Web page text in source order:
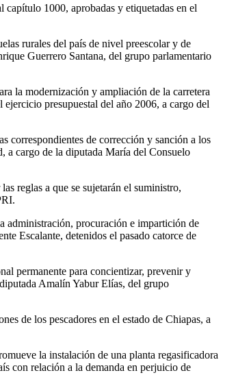
capítulo 1000, aprobadas y etiquetadas en el
rurales del país de nivel preescolar y de
Guerrero Santana, del grupo parlamentario
la modernización y ampliación de la carretera
presupuestal del año 2006, a cargo del
correspondientes de corrección y sanción a los
a cargo de la diputada María del Consuelo
reglas a que se sujetarán el suministro,
administración, procuración e impartición de
Escalante, detenidos el pasado catorce de
permanente para concientizar, prevenir y
Amalín Yabur Elías, del grupo
de los pescadores en el estado de Chiapas, a
la instalación de una planta regasificadora
con relación a la demanda en perjuicio de